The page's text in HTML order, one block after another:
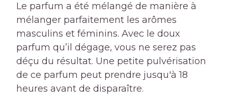
Le parfum a été mélangé de manière à
mélanger parfaitement les arômes
masculins et féminins. Avec le doux
parfum qu’il dégage, vous ne serez pas
déçu du résultat. Une petite pulvérisation
de ce parfum peut prendre jusqu'à 18
heures avant de disparaître.